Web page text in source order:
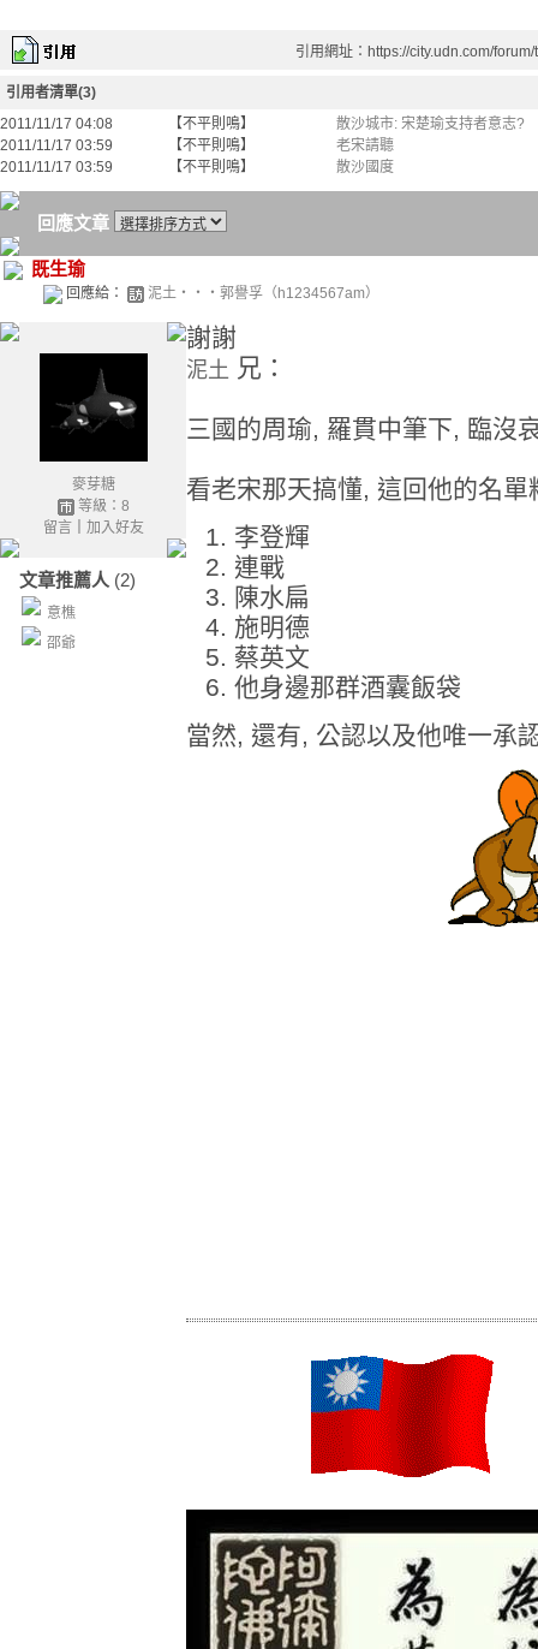
引用網址：https://city.udn.com/
引用者清單(3)
2011/11/17 04:08
【不平則鳴】
散沙城市: 宋楚瑜支持者意志?
2011/11/17 03:59
【不平則鳴】
老宋請聽
2011/11/17 03:59
【不平則鳴】 散沙國度
回應文章
既生瑜
回應給： 泥土‧‧‧郭譽孚（h1234567am）
麥芽糖
等級：8
留言｜ 加入好友
文章推薦人 (2)
意樵
邵爺
謝謝
泥土 兄：
三國的周瑜, 羅貫中筆下, 臨沒
看老宋那天搞懂, 這回他的名單
李登輝
連戰
陳水扁
施明德
蔡英文
他身邊那群酒囊飯袋
當然, 還有, 公認以及他唯一承